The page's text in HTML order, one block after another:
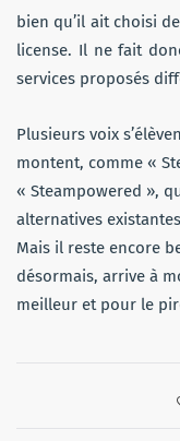
bien qu’il ait choisi
license. Il ne fait
services proposés
Plusieurs voix
montent, comme «
« Steampowered »,
alternatives
Mais il reste encore
désormais, arrive à
meilleur et pour le